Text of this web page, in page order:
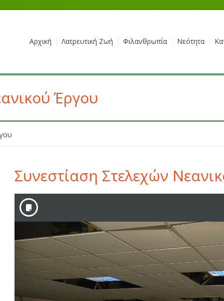
Αρχική Λατρευτική Ζωή Φιλανθρωπία Νεότητα
Έργου
Συνεστίαση Στελεχών